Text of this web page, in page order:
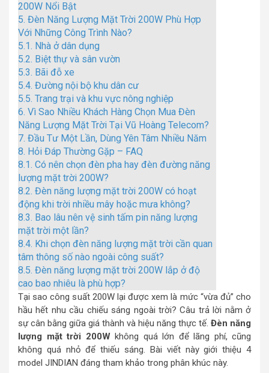
200W Nổi Bật
5. Đèn Năng Lượng Mặt Trời 200W Phù Hợp
Với Những Công Trình Nào?
5.1. Nhà ở dân dụng
5.2. Biệt thự và sân vườn
5.3. Bãi đỗ xe
5.4. Đường nội bộ khu dân cư
5.5. Trang trại và khu vực nông nghiệp
6. Vì Sao Nhiều Khách Hàng Chọn Mua Đèn
Năng Lượng Mặt Trời Tại Vũ Hoàng Telecom?
7. Đầu Tư Một Lần, Dùng Yên Tâm Nhiều Năm
8. Hỏi Đáp Thường Gặp – FAQ
8.1. Có nên chọn đèn pha hay đèn đường năng
lượng mặt trời 200W?
8.2. Đèn năng lượng mặt trời 200W có hoạt
động khi trời nhiều mây hoặc mưa không?
8.3. Bao lâu nên vệ sinh tấm pin năng lượng
mặt trời một lần?
8.4. Khi chọn đèn năng lượng mặt trời cần quan
tâm thông số nào ngoài công suất?
8.5. Đèn năng lượng mặt trời 200W lắp ở độ
cao bao nhiêu là phù hợp?
Tại sao công suất 200W lại được xem là mức “vừa đủ” cho
hầu hết nhu cầu chiếu sáng ngoài trời? Câu trả lời nằm ở
sự cân bằng giữa giá thành và hiệu năng thực tế. Đèn năng
lượng mặt trời 200Wkhông quá lớn để lãng phí, cũng
không quá nhỏ để thiếu sáng. Bài viết này giới thiệu 4
model JINDIAN đáng tham khảo trong phân khúc này.